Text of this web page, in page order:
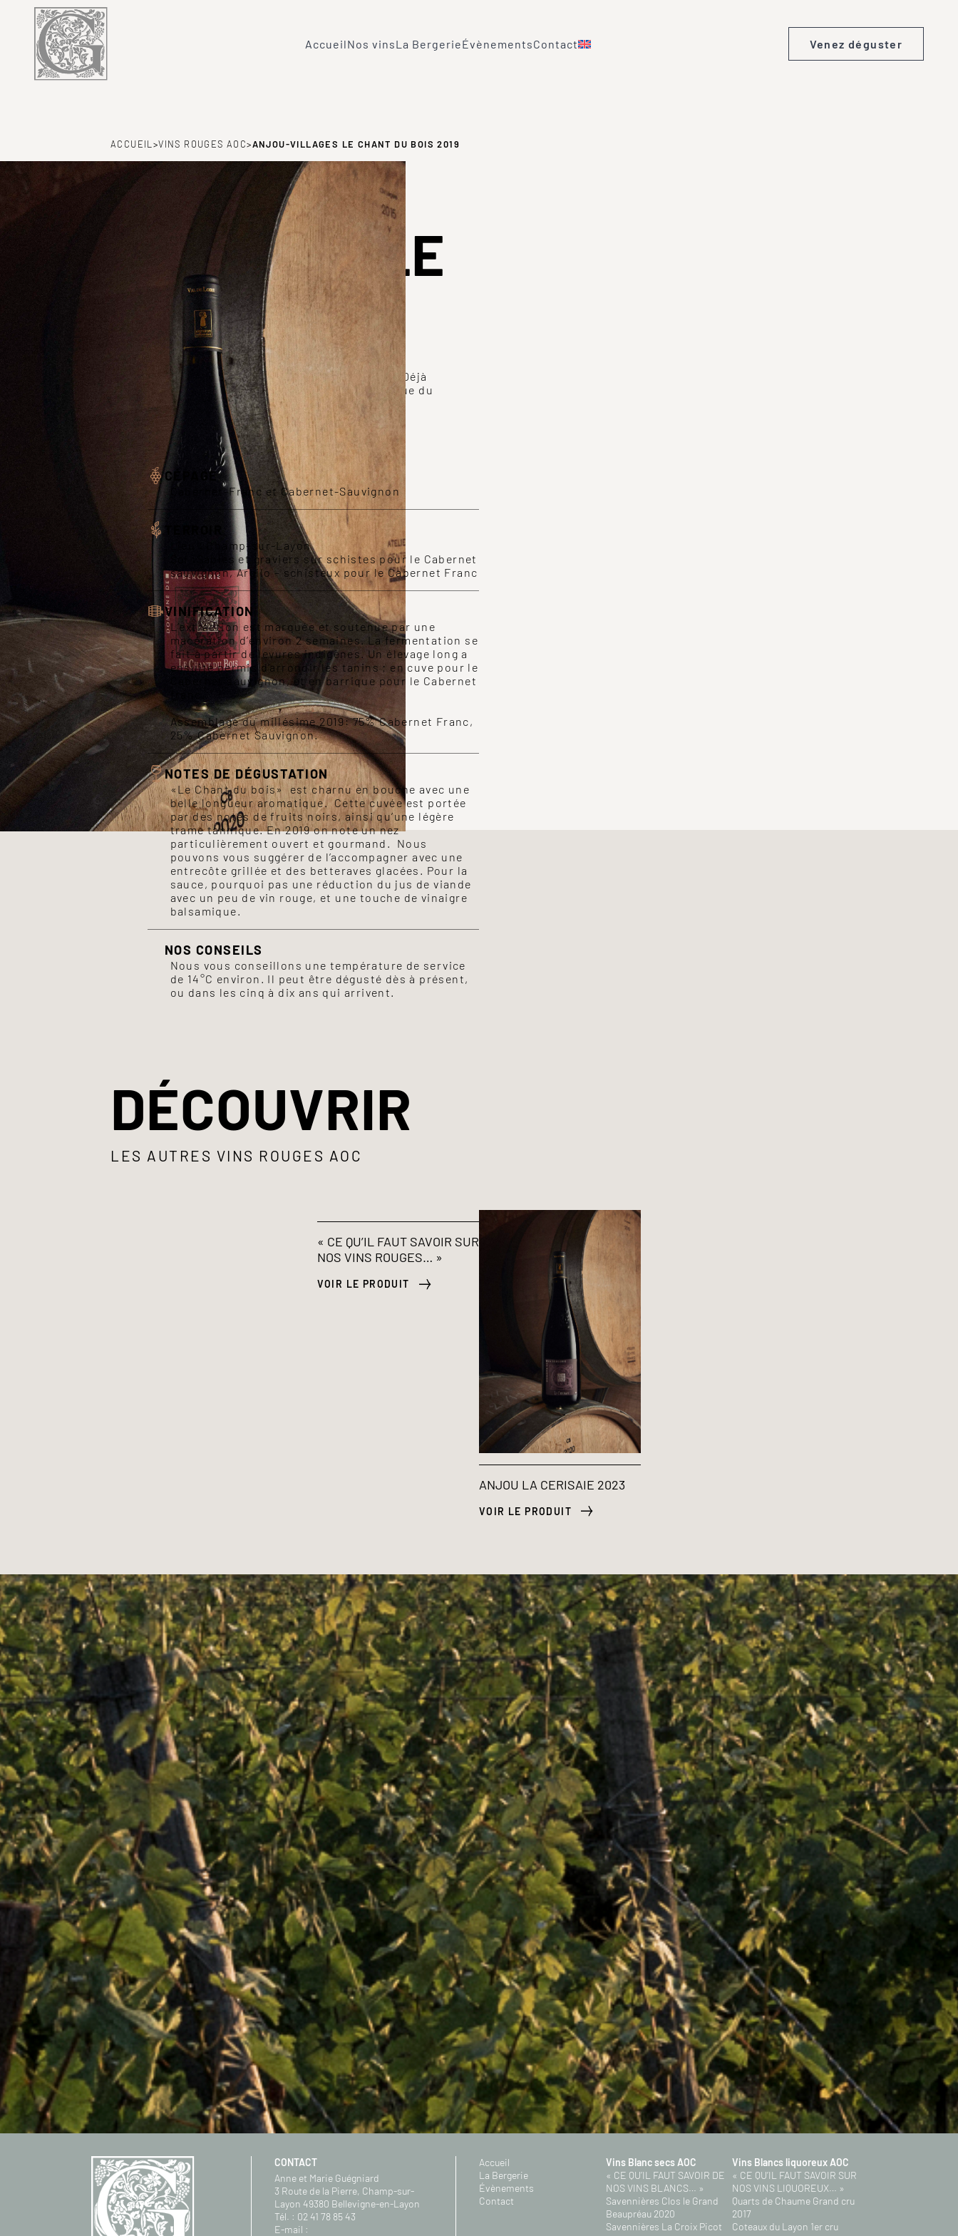
AccueilNos vinsLa BergerieÉvènementsContact Venez déguster
ACCUEIL >VINS ROUGES AOC>ANJOU-VILLAGES LE CHANT DU BOIS 2019
ANJOU-
VILLAGES LE
CHANT DU
BOIS 2019
« Le Chant du Bois », fait parti de notre héritage. Déjà
présent à l'époque de nos parents c'est un classique du
CÉPAGE
Cabernet-Franc et Cabernet-Sauvignon
Lieu : Champ-sur-Layon
Sol :Sables et graviers sur schistes pour le Cabernet
sauvignon, Argilo – schisteux pour le Cabernet Franc
VINIFICATION
L’extraction est marquée et soutenue par une
macération d’environ 2 semaines. La fermentation se
fait à partir de levures indigènes. Un élevage long a
ensuite permis d’arrondir les tanins ; en cuve pour le
Cabernet sauvignon, et en barrique pour le Cabernet
Assemblage du millésime 2019: 75% Cabernet Franc,
25% Cabernet Sauvignon.
NOTES DE DÉGUSTATION
«Le Chant du bois» est charnu en bouche avec une
belle longueur aromatique. Cette cuvée est portée
par des notes de fruits noirs, ainsi qu’une légère
trame tannique. En 2019 on note un nez
particulièrement ouvert et gourmand. Nous
pouvons vous suggérer de l’accompagner avec une
entrecôte grillée et des betteraves glacées. Pour la
sauce, pourquoi pas une réduction du jus de viande
avec un peu de vin rouge, et une touche de vinaigre
balsamique.
NOS CONSEILS
Nous vous conseillons une température de service
de 14°C environ. Il peut être dégusté dès à présent,
ou dans les cinq à dix ans qui arrivent.
DÉCOUVRIR
LES AUTRES VINS ROUGES AOC
« CE QU’IL FAUT SAVOIR SUR
NOS VINS ROUGES… »
VOIR LE PRODUIT
ANJOU LA CERISAIE 2023
VOIR LE PRODUIT
CONTACT
Anne et Marie Guégniard
3 Route de la Pierre, Champ-sur-
Layon 49380 Bellevigne-en-Layon
Tél. : 02 41 78 85 43
E-mail :
Accueil
La Bergerie
Évènements
Contact
Vins Blanc secs AOC
« CE QU’IL FAUT SAVOIR DE
NOS VINS BLANCS… »
Savennières Clos le Grand
Beaupréau 2020
Savennières La Croix Picot
Vins Blancs liquoreux AOC
« CE QU’IL FAUT SAVOIR SUR
NOS VINS LIQUOREUX… »
Quarts de Chaume Grand cru
2017
Coteaux du Layon 1er cru